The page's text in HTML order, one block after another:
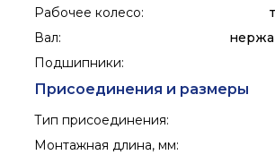
Рабочее колесо:
Вал:
Подшипники:
Присоединения и размеры
Тип присоединения:
Монтажная длина, мм: